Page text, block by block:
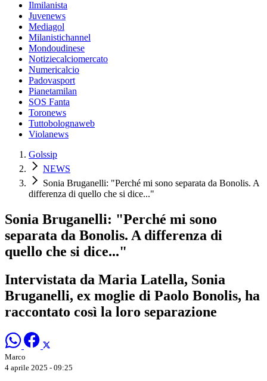
Ilmilanista
Juvenews
Mediagol
Milanistichannel
Mondoudinese
Notiziecalciomercato
Numericalcio
Padovasport
Pianetamilan
SOS Fanta
Toronews
Tuttobolognaweb
Violanews
Golssip
NEWS
Sonia Bruganelli: "Perché mi sono separata da Bonolis. A
differenza di quello che si dice..."
Sonia Bruganelli: "Perché mi sono
separata da Bonolis. A differenza di
quello che si dice..."
Intervistata da Maria Latella, Sonia
Bruganelli, ex moglie di Paolo Bonolis, ha
raccontato così la loro separazione
Marco
4 aprile 2025 - 09:25